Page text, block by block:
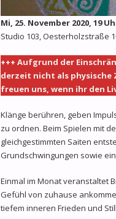
Mi, 25. November 2020, 19
Studio 103, Oesterholzstraße
+++ Aufgrund der
derzeit nicht als
freuen uns, wenn ihr den
Klänge berühren, geben
zu ordnen. Beim Spielen mit
gleichgestimmten Saiten
Grundschwingungen sowie
Einmal im Monat veranstaltet
Gefühl von zuhause
tiefem inneren Frieden und